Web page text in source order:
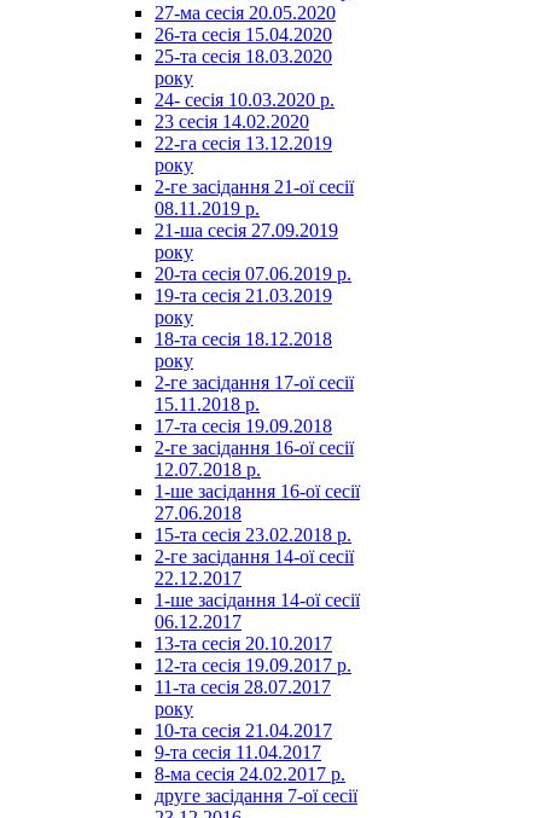
27-ма сесія 20.05.2020
26-та сесія 15.04.2020
25-та сесія 18.03.2020
року
24- сесія 10.03.2020 р.
23 сесія 14.02.2020
22-га сесія 13.12.2019
року
2-ге засідання 21-ої сесії
08.11.2019 р.
21-ша сесія 27.09.2019
року
20-та сесія 07.06.2019 р.
19-та сесія 21.03.2019
року
18-та сесія 18.12.2018
року
2-ге засідання 17-ої сесії
15.11.2018 р.
17-та сесія 19.09.2018
2-ге засідання 16-ої сесії
12.07.2018 р.
1-ше засідання 16-ої сесії
27.06.2018
15-та сесія 23.02.2018 р.
2-ге засідання 14-ої сесії
22.12.2017
1-ше засідання 14-ої сесії
06.12.2017
13-та сесія 20.10.2017
12-та сесія 19.09.2017 р.
11-та сесія 28.07.2017
року
10-та сесія 21.04.2017
9-та сесія 11.04.2017
8-ма сесія 24.02.2017 р.
друге засідання 7-ої сесії